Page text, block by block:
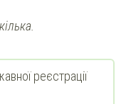
реєстрації